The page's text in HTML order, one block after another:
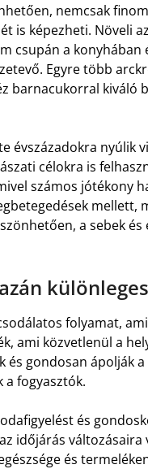
nemcsak
is képezheti. Növeli
csupán a konyhában
Egyre több
barnacukorral
évszázadokra nyúlik
célokra is
számos jótékony
a sebek
különleges
folyamat,
ami közvetlenül a
gondosan ápolják
a fogyasztók.
és
időjárás változásaira
és